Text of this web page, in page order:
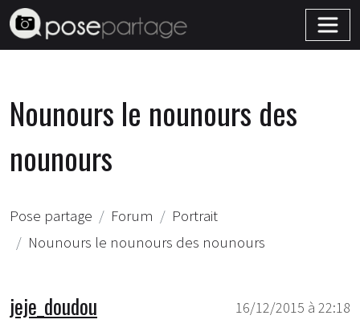
Nounours le nounours des
nounours
Pose partage Forum
Portrait
Nounours le nounours des nounours
16/12/2015 à 22:18
jeje_doudou